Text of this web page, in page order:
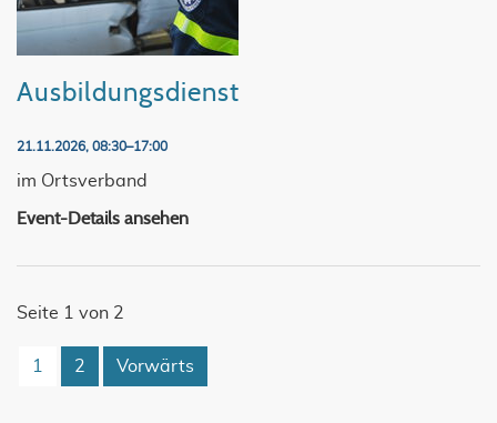
Ausbildungsdienst
21.11.2026, 08:30–17:00
im Ortsverband
Event-Details ansehen
Seite 1 von 2
1 2 Vorwärts